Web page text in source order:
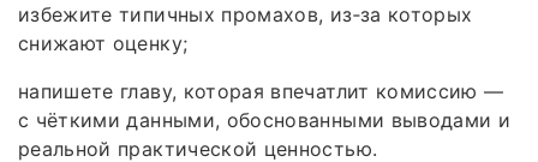
избежите типичных промахов, из‑за которых
снижают оценку;
напишете главу, которая впечатлит комиссию —
с чёткими данными, обоснованными выводами и
реальной практической ценностью.